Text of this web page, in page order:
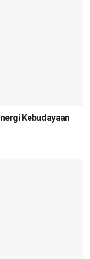
Kebudayaan